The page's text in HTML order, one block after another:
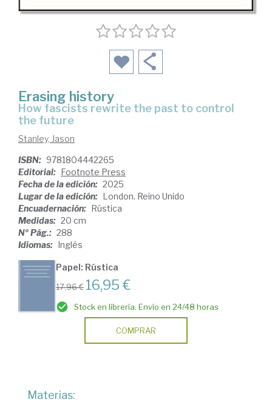
Erasing history
how fascists rewrite the past to control
the future
Stanley, Jason
ISBN: 9781804442265
Editorial: Footnote Press
Fecha de la edición: 2025
Lugar de la edición: London. Reino Unido
Encuadernación: Rústica
Medidas: 20 cm
Nº Pág.: 288
Idiomas: Inglés
Papel: Rústica
17,96 € 16,95 €
Stock en librería. Envío en 24/48 horas
COMPRAR
Materias: